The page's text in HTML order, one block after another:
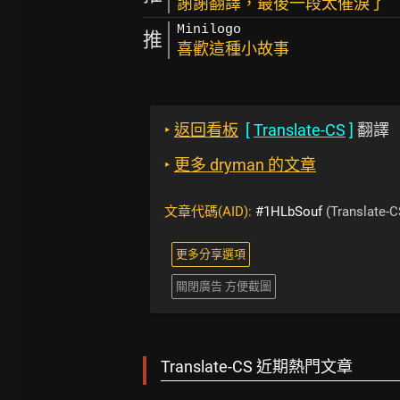
推 Minilogo
喜歡這種小故事
‣ 返回看板 [Translate-CS ] 翻譯
‣ 更多 dryman 的文章
文章代碼(AID): #1HLbSouf(Translate-
更多分享選項
關閉廣告 方便截圖
Translate-CS 近期熱門文章